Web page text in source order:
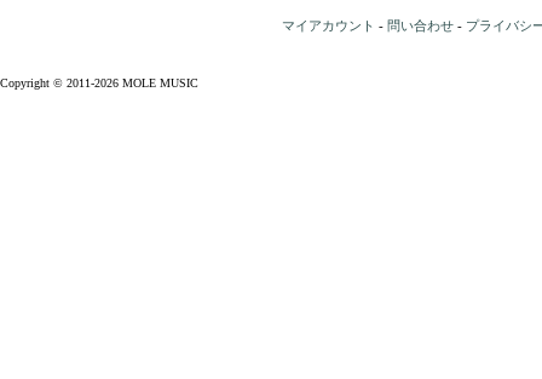
マイアカウント - 問い合わせ - プライバシ
Copyright © 2011-2026 MOLE MUSIC